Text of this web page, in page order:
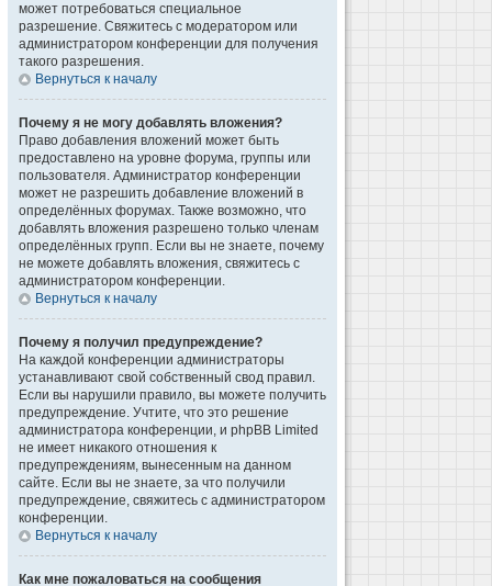
может потребоваться специальное
разрешение. Свяжитесь с модератором или
администратором конференции для получения
такого разрешения.
Вернуться к началу
Почему я не могу добавлять вложения?
Право добавления вложений может быть
предоставлено на уровне форума, группы или
пользователя. Администратор конференции
может не разрешить добавление вложений в
определённых форумах. Также возможно, что
добавлять вложения разрешено только членам
определённых групп. Если вы не знаете, почему
не можете добавлять вложения, свяжитесь с
администратором конференции.
Вернуться к началу
Почему я получил предупреждение?
На каждой конференции администраторы
устанавливают свой собственный свод правил.
Если вы нарушили правило, вы можете получить
предупреждение. Учтите, что это решение
администратора конференции, и phpBB Limited
не имеет никакого отношения к
предупреждениям, вынесенным на данном
сайте. Если вы не знаете, за что получили
предупреждение, свяжитесь с администратором
конференции.
Вернуться к началу
Как мне пожаловаться на сообщения